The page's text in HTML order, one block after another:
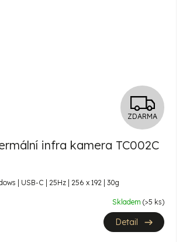
Z
D
A
M
A
ZDARMA
infra kamera TC002C
| USB-C | 25Hz | 256 x 192 | 30g
Skladem (>5 ks)
Detail